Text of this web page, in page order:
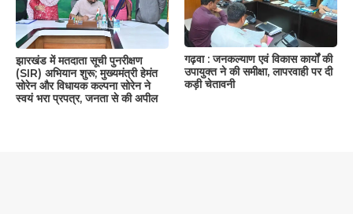
झारखंड में मतदाता सूची पुनरीक्षण
(SIR) अभियान शुरू; मुख्यमंत्री हेमंत
सोरेन और विधायक कल्पना सोरेन ने
स्वयं भरा प्रपत्र, जनता से की अपील
गढ़वा : जनकल्याण एवं विकास कार्यों की
उपायुक्त ने की समीक्षा, लापरवाही पर दी
कड़ी चेतावनी